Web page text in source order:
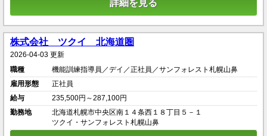
詳細を見る
株式会社 ツクイ 北海道圏
2026-04-03 更新
職種
機能訓練指導員／デイ／正社員／サンフォレスト札幌山鼻
雇用形態
正社員
給与
235,500円～287,100円
勤務地
北海道札幌市中央区南１４条西１８丁目５－１
ツクイ・サンフォレスト札幌山鼻